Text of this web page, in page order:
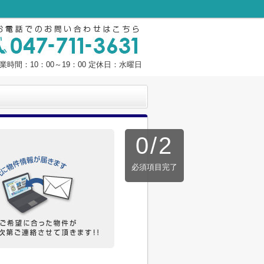
時間：10：00～19：00 定休日：水曜日
0/2
必須項目完了